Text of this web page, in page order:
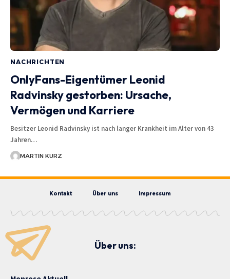
NACHRICHTEN
OnlyFans-Eigentümer Leonid
Radvinsky gestorben: Ursache,
Vermögen und Karriere
Besitzer Leonid Radvinsky ist nach langer Krankheit im Alter von 43
Jahren…
MARTIN KURZ
Kontakt Über uns Impressum
Über uns: